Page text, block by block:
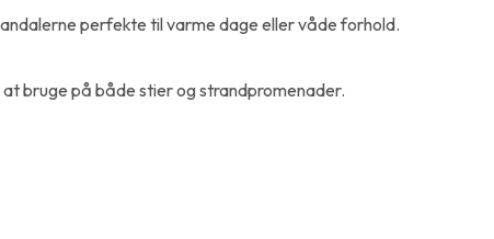
perfekte til varme dage eller våde forhold.
bruge på både stier og strandpromenader.